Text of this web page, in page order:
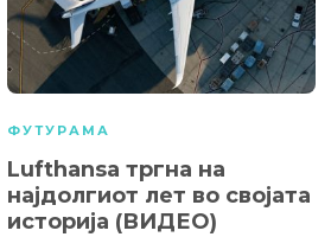
ФУТУРАМА
Lufthansa тргна на
најдолгиот лет во својата
историја (ВИДЕО)